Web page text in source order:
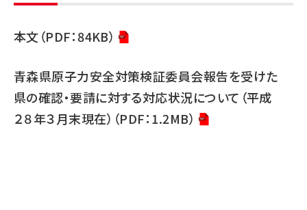
本文（PDF：84KB）
青森県原子力安全対策検証委員会報告を受けた
県の確認・要請に対する対応状況について（平成
２８年３月末現在）（PDF：1.2MB）